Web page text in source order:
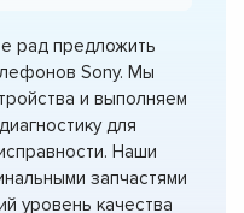
рад предложить
Sony. Мы
и выполняем
для
Наши
запчастями
уровень качества